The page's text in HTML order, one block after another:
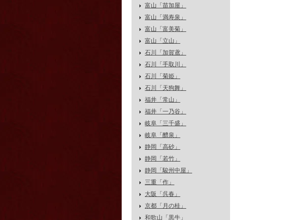
富山「苗加屋」
富山「満寿泉」
富山「富美菊」
富山「立山」
石川「加賀鳶」
石川「手取川」
石川「菊姫」
石川「天狗舞」
福井「常山」
福井「一乃谷」
岐阜「三千盛」
岐阜「醴泉」
静岡「高砂」
静岡「若竹」
静岡「駿州中屋」
三重「作」
大阪「呉春」
京都「月の桂」
和歌山「黒牛」